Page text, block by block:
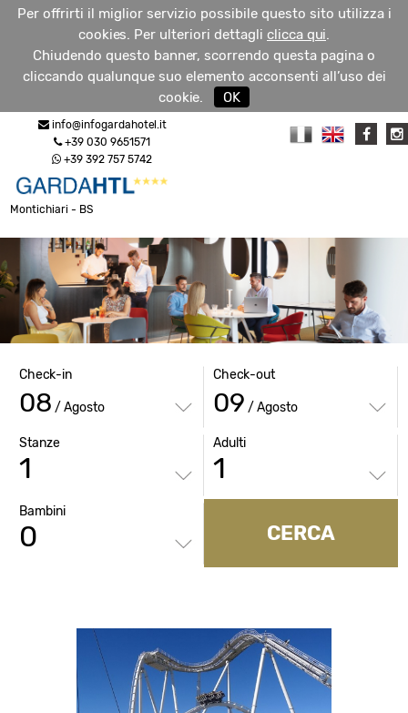
Per offrirti il miglior servizio possibile questo sito utilizza i
cookies. Per ulteriori dettagli clicca qui.
Chiudendo questo banner, scorrendo questa pagina o
cliccando qualunque suo elemento acconsenti all’uso dei
cookie.
OK
Montichiari - BS
info@infogardahotel.it
+39 030 9651571
+39 392 757 5742
Check-in
08 / Agosto
Check-out
09 / Agosto
Stanze Adulti
Bambini
CERCA